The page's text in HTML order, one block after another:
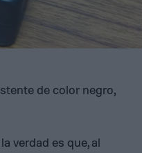
de color negro,
verdad es que, al